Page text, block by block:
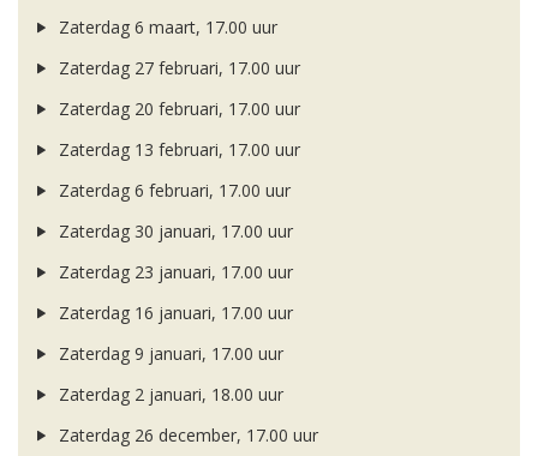
Zaterdag 6 maart, 17.00 uur
Zaterdag 27 februari, 17.00 uur
Zaterdag 20 februari, 17.00 uur
Zaterdag 13 februari, 17.00 uur
Zaterdag 6 februari, 17.00 uur
Zaterdag 30 januari, 17.00 uur
Zaterdag 23 januari, 17.00 uur
Zaterdag 16 januari, 17.00 uur
Zaterdag 9 januari, 17.00 uur
Zaterdag 2 januari, 18.00 uur
Zaterdag 26 december, 17.00 uur